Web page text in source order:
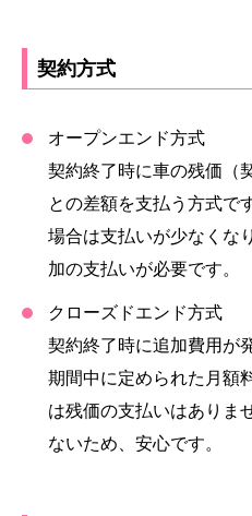
契約方式
オープンエンド方式
契約終了時に車の残価（
との差額を支払う方式で
場合は支払いが少なくな
加の支払いが必要です。
クローズドエンド方式
契約終了時に追加費用が
期間中に定められた月額
は残価の支払いはありま
ないため、安心です。